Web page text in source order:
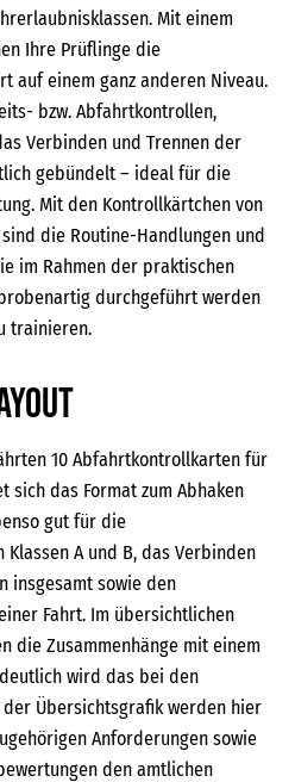
Mit einem
Ihre Prüflinge die
auf einem ganz anderen Niveau.
bzw. Abfahrtkontrollen,
Verbinden und Trennen der
gebündelt – ideal für die
Mit den Kontrollkärtchen von
sind die Routine-Handlungen und
im Rahmen der praktischen
durchgeführt werden
trainieren.
10 Abfahrtkontrollkarten für
sich das Format zum Abhaken
gut für die
A und B, das Verbinden
insgesamt sowie den
Fahrt. Im übersichtlichen
die Zusammenhänge mit einem
wird das bei den
Übersichtsgrafik werden hier
Anforderungen sowie
den amtlichen